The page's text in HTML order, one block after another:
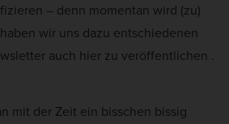
– denn momentan wird (zu)
wir uns dazu entschiedenen
auch hier zu veröffentlichen .
mit der Zeit ein bisschen bissig
Zurück
Informationen anzeigen